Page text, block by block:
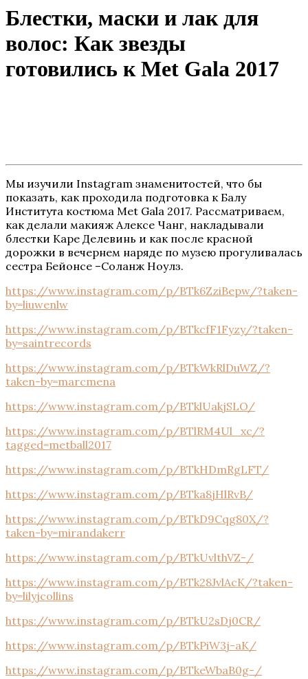
Блестки, маски и лак для
волос: Как звезды
готовились к Met Gala 2017
Мы изучили Instagram знаменитостей, что бы
показать, как проходила подготовка к Балу
Института костюма Met Gala 2017. Рассматриваем,
как делали макияж Алексе Чанг, накладывали
блестки Каре Делевинь и как после красной
дорожки в вечернем наряде по музею прогуливалась
сестра Бейонсе –Соланж Ноулз.
https://www.instagram.com/p/BTk6ZziBepw/?taken-
by=liuwenlw
https://www.instagram.com/p/BTkcfF1Fyzy/?taken-
by=saintrecords
https://www.instagram.com/p/BTkWkRlDuWZ/?
taken-by=marcmena
https://www.instagram.com/p/BTklUakjSLO/
https://www.instagram.com/p/BTlRM4Ul_xc/?
tagged=metball2017
https://www.instagram.com/p/BTkHDmRgLFT/
https://www.instagram.com/p/BTka8jHlRvB/
https://www.instagram.com/p/BTkD9Cqg80X/?
taken-by=mirandakerr
https://www.instagram.com/p/BTkUvlthVZ-/
https://www.instagram.com/p/BTk28JvlAcK/?taken-
by=lilyjcollins
https://www.instagram.com/p/BTkU2sDj0CR/
https://www.instagram.com/p/BTkPiW3j-aK/
https://www.instagram.com/p/BTkeWbaB0g-/